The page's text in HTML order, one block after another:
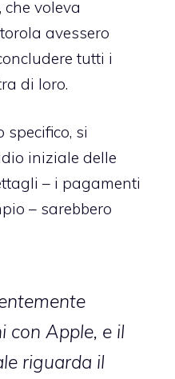
voleva
avessero
tutti i
di loro.
specifico, si
iniziale delle
– i pagamenti
– sarebbero
con Apple, e il
riguarda il